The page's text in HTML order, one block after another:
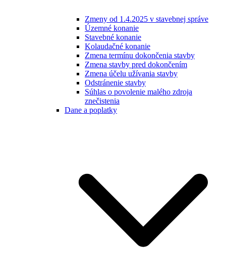
Zmeny od 1.4.2025 v stavebnej správe
Územné konanie
Stavebné konanie
Kolaudačné konanie
Zmena termínu dokončenia stavby
Zmena stavby pred dokončením
Zmena účelu užívania stavby
Odstránenie stavby
Súhlas o povolenie malého zdroja
znečistenia
Dane a poplatky